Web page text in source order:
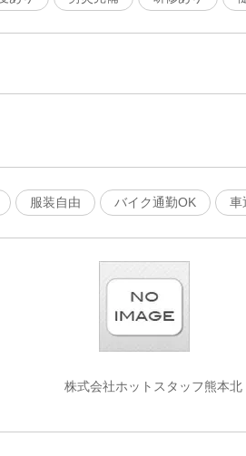
服装自由 バイク通勤OK 車
株式会社ホットスタッフ熊本北